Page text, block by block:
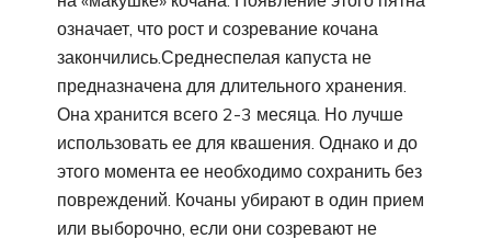
означает, что рост и созревание кочана
закончились.Среднеспелая капуста не
предназначена для длительного хранения.
Она хранится всего 2-3 месяца. Но лучше
использовать ее для квашения. Однако и до
этого момента ее необходимо сохранить без
повреждений. Кочаны убирают в один прием
или выборочно, если они созревают не